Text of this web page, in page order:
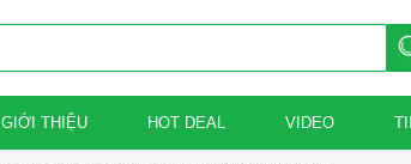
GIỚI THIỆU HOT DEAL VIDEO